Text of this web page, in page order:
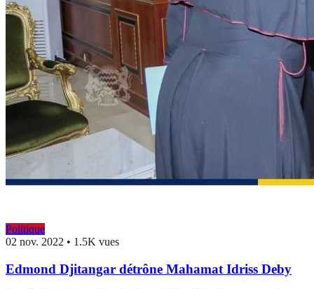
Politique
02 nov. 2022 • 1.5K vues
Edmond Djitangar détrône Mahamat Idriss Deby